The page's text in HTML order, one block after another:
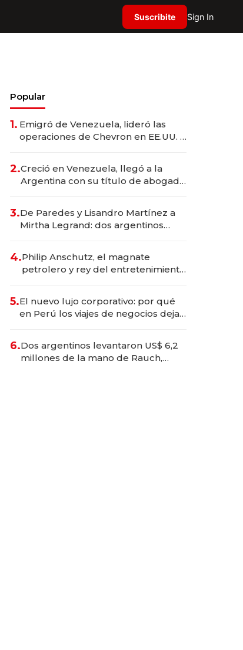
Suscribite Sign In
Popular
1. Emigró de Venezuela, lideró las
operaciones de Chevron en EE.UU. y
2.Creció en Venezuela, llegó a la
Argentina con su título de abogado
marcas "fast premium"
3.De Paredes y Lisandro Martínez a
Mirtha Legrand: dos argentinos
4.Philip Anschutz, el magnate
petrolero y rey del entretenimiento
5.El nuevo lujo corporativo: por qué
en Perú los viajes de negocios dejan
en experiencias transformadoras
6.Dos argentinos levantaron US$ 6,2
millones de la mano de Rauch,